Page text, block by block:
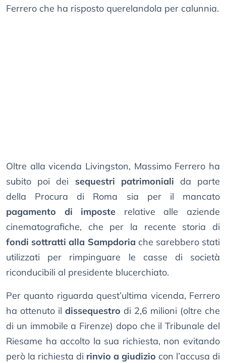
Ferrero che ha risposto querelandola per calunnia.
Oltre alla vicenda Livingston, Massimo Ferrero ha
subito poi dei sequestri patrimoniali da parte
della Procura di Roma sia per il mancato
pagamento di imposte relative alle aziende
cinematografiche, che per la recente storia di
fondi sottratti alla Sampdoria che sarebbero stati
utilizzati per rimpinguare le casse di società
riconducibili al presidente blucerchiato.
Per quanto riguarda quest’ultima vicenda, Ferrero
ha ottenuto il dissequestro di 2,6 milioni (oltre che
di un immobile a Firenze) dopo che il Tribunale del
Riesame ha accolto la sua richiesta, non evitando
però la richiesta di rinvio a giudizio con l’accusa di